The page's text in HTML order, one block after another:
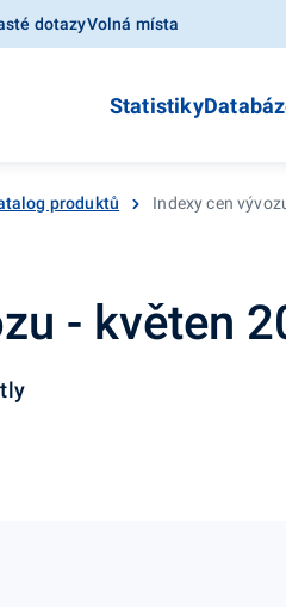
dotazyVolná místa
Statistiky
produktů Indexy cen
- květen